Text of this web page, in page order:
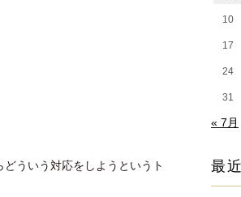
ういう対応をしようというト
10
17
24
31
« 7月
最